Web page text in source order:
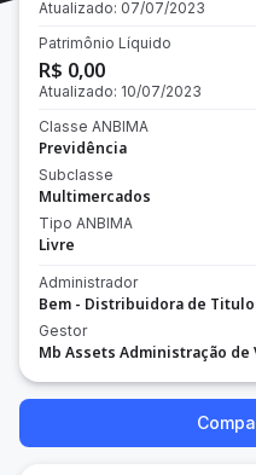
Atualizado: 07/07/2023
Patrimônio Líquido
R$ 0,00
Atualizado: 10/07/2023
Classe ANBIMA
Previdência
Subclasse
Multimercados
Tipo ANBIMA
Livre
Administrador
Bem - Distribuidora de
Gestor
Mb Assets Administração